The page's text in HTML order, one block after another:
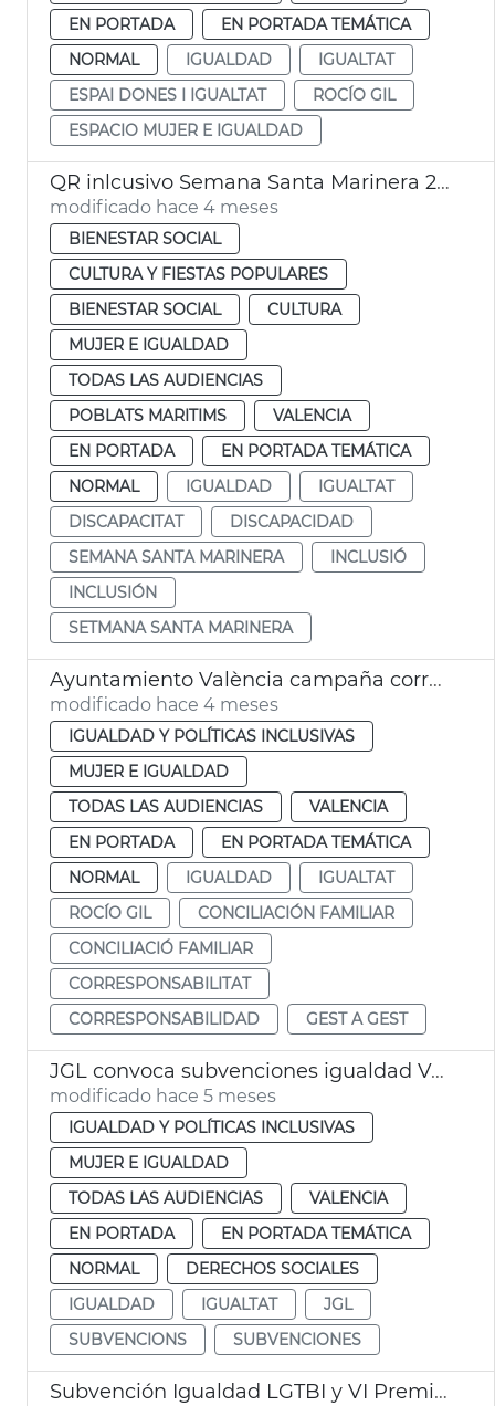
EN PORTADA
EN PORTADA TEMÁTICA
NORMAL
IGUALDAD
IGUALTAT
ESPAI DONES I IGUALTAT
ROCÍO GIL
ESPACIO MUJER E IGUALDAD
QR inlcusivo Semana Santa Marinera 2026
modificado hace 4 meses
BIENESTAR SOCIAL
CULTURA Y FIESTAS POPULARES
BIENESTAR SOCIAL
CULTURA
MUJER E IGUALDAD
TODAS LAS AUDIENCIAS
POBLATS MARITIMS
VALENCIA
EN PORTADA
EN PORTADA TEMÁTICA
NORMAL
IGUALDAD
IGUALTAT
DISCAPACITAT
DISCAPACIDAD
SEMANA SANTA MARINERA
INCLUSIÓ
INCLUSIÓN
SETMANA SANTA MARINERA
Ayuntamiento València campaña corresponsabilidad conciliación familiar
modificado hace 4 meses
IGUALDAD Y POLÍTICAS INCLUSIVAS
MUJER E IGUALDAD
TODAS LAS AUDIENCIAS
VALENCIA
EN PORTADA
EN PORTADA TEMÁTICA
NORMAL
IGUALDAD
IGUALTAT
ROCÍO GIL
CONCILIACIÓN FAMILIAR
CONCILIACIÓ FAMILIAR
CORRESPONSABILITAT
CORRESPONSABILIDAD
GEST A GEST
JGL convoca subvenciones igualdad València
modificado hace 5 meses
IGUALDAD Y POLÍTICAS INCLUSIVAS
MUJER E IGUALDAD
TODAS LAS AUDIENCIAS
VALENCIA
EN PORTADA
EN PORTADA TEMÁTICA
NORMAL
DERECHOS SOCIALES
IGUALDAD
IGUALTAT
JGL
SUBVENCIONS
SUBVENCIONES
Subvención Igualdad LGTBI y VI Premios Igualdad València